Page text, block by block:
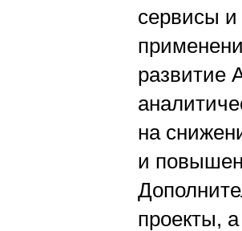
сервисы
развитие
на
и
проекты,